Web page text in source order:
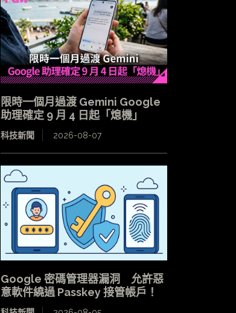
限時一個月過渡 Gemini Google
助理確定 9 月 4 日起「熄機」
科技新聞 2026-08-07
Google 密碼管理器漏洞 允許惡
意軟件繞過 Passkey 接管帳戶！